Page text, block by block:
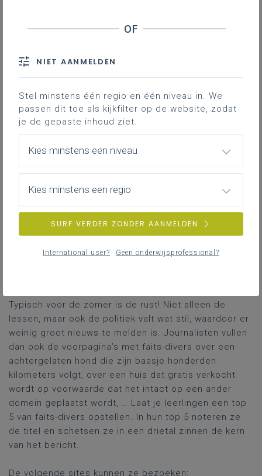
Tempo d’estate, tempo di festeggiare
Wellicht herken je het wel: bij de start van
het schooljaar lijken je leerlingen heel wat
leerstofonderdelen waaraan jullie vorig
jaar zo hard gewerkt hebben, vergeten.
Naar woorden die vroeger op het puntje
van hun tong lagen, moeten ze nu hard
zoeken, waardoor ze zich door de nieuwe
teksten moeten zwoegen. Hier volgen
enkele tips, zodat je leerlingen voor
Italiaans de zomer doorkomen.
Gekoppelde leerplannen
Typisch voor de zomer is de rust! Niet alleen de
lessen, maar ook de politiek valt wat stil, waardoor er
weinig groot nieuws te melden is. Journalisten vullen
dan ook de voorpagina’s met faits-divers over een
achtergelaten hond die zijn baasje honderden
kilometers volgt, over een huis dat gratis verkocht
wordt op voorwaarde dat het intact op een ander
domein geplaatst wordt, … Laat je leerlingen een top
5 van faits-divers opstellen. In hun top 5 noteren ze
de titel en schetsen ze in een drietal zinnen de kern
van het bericht.
De volgende sites kunnen ze bezoeken:
NIET AANMELDEN
Stel minstens één regio en één niveau in. We
passen dit toe als kijkfilter op de website, zodat
je de gepaste inhoud ziet.
Kies minstens een niveau
Kies minstens een regio
SURF VERDER ZONDER AANMELDEN
International user? Geen onderwijsprofessional?